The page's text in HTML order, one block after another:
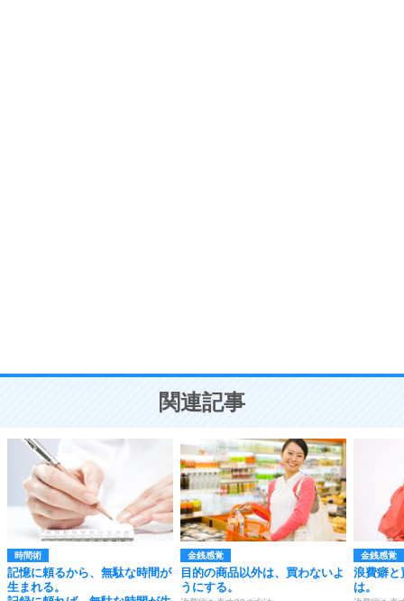
ことが大切。
関連記事
時間術
記憶に頼るから、無駄な時間が
生まれる。
金銭感覚
目的の商品以外は、買わないよ
うにする。
金銭感覚
浪費癖と
は。